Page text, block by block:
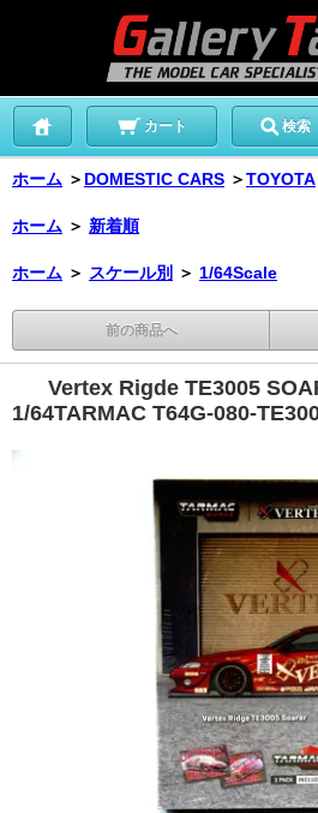
カート 検索
ホーム ＞ DOMESTIC CARS ＞TOYOTA
ホーム ＞ 新着順
ホーム ＞ スケール別 ＞ 1/64Scale
前の商品へ
Vertex Rigde TE3005
1/64TARMAC T64G-080-